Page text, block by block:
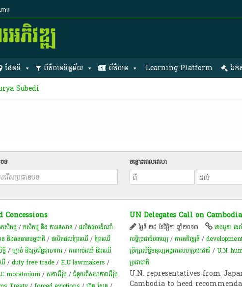
ម
ផែនទី ព័ត៌មានទិន្នន័យ ព័ត៌មាន Learning Platform ឯក
Subedi
ទ ចន្លោះពេលវេលា
Concessions
កសិកម្ម​/កសិកម្ម​ និង​ ការ​នេ​សាទ​/ផលិតផលដំណាំ
ន និងធនធានធម្មជាតិ/​ផលិតផល​ព្រៃឈើ​/ព្រៃឈើ
ធិ​/ច្បាប់ និងប្រព័ន្ធតុលាការ/ការកាប់​ឈើ និង​ឈើ​
ើ/duty free trade/E.U lawmakers /
moratorium/សភាអឺរ៉ុប/ជំនួយពីសហភាពអឺរ៉ុប
UN Delegates Call on
ថ្ងៃទី ២៨ ខែវិច្ឆិកា ឆ្នាំ២០១៣ ខេមបូឌា ដ
លទ្ធិប្រជាធិបតេយ្យ/ការអភិវឌ្ឍន៍/
ប្រឹក្សាសិទ្ធិ​​​មនុស្ស​​​អង្គការ​​​សហ​​​ប្រជាជាតិ​​​/U.N.
ប្រជាជាតិ
U.N. representatives from
Cambodia to heed